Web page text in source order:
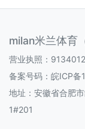
milan米兰体育
营业执照：
备案号码： 皖ICP备
地址：安徽省合肥
1#201